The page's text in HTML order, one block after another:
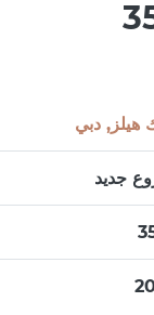
هيلز, دبي
جديد